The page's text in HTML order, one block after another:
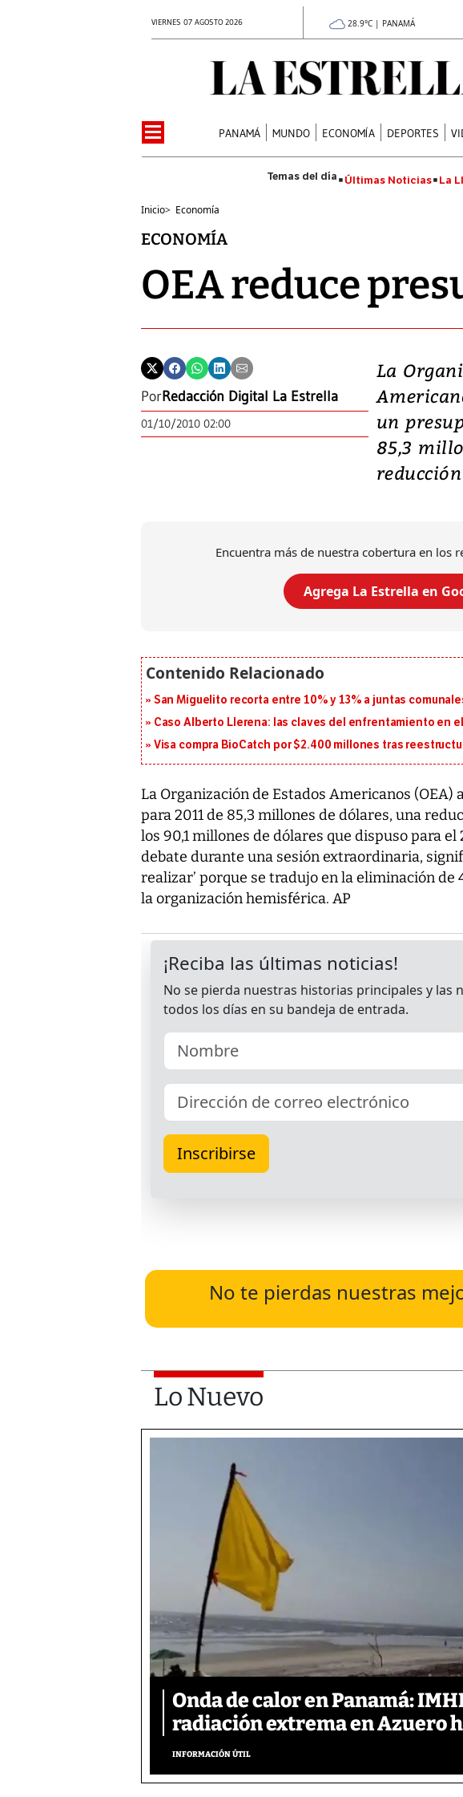
VIERNES 07 AGOSTO 2026 28.9°C | PANAMÁ
PANAMÁ MUNDO ECONOMÍA DEPORTES
Últimas Noticias La
Inicio> Economía
ECONOMÍA
OEA reduce
PorRedacción Digital La Estrella
01/10/2010 02:00
La
un
85,3
Encuentra más de nuestra cobertura en los
Agrega La Estrella en
San Miguelito recorta entre 10% y 13% a juntas
Caso Alberto Llerena: las claves del enfrentamiento en
Visa compra BioCatch por $2.400 millones tras
La Organización de Estados Americanos
para 2011 de 85,3 millones de dólares, una
los 90,1 millones de dólares que dispuso para
debate durante una sesión extraordinaria,
realizar’ porque se tradujo en la eliminación de
la organización hemisférica. AP
No te pierdas nuestras
Lo Nuevo
Onda de calor en Panamá:
radiación extrema en Azuero
INFORMACIÓN ÚTIL